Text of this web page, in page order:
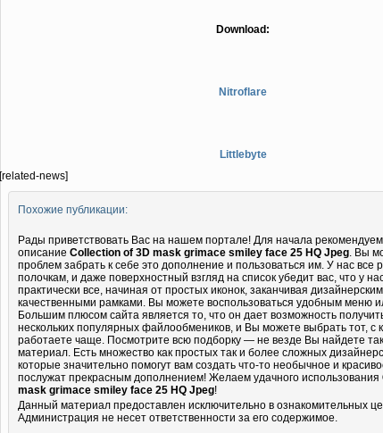
Download:
Nitroflare
Littlebyte
[related-news]
Похожие публикации:
Рады приветствовать Вас на нашем портале! Для начала
описание Collection of 3D mask grimace smiley face 25 HQ Jpeg. Вы
проблем забрать к себе это дополнение и пользоваться им. У нас все
полочкам, и даже поверхностный взгляд на список убедит вас, что у
практически все, начиная от простых иконок, заканчивая
качественными рамками. Вы можете воспользоваться удобным меню
Большим плюсом сайта является то, что он дает возможность
нескольких популярных файлообмеников, и Вы можете выбрать тот, с
работаете чаще. Посмотрите всю подборку — не везде Вы найдете
материал. Есть множество как простых так и более сложных
которые значительно помогут вам создать что-то необычное и
послужат прекрасным дополнением! Желаем удачного использования
mask grimace smiley face 25 HQ Jpeg!
Данный материал предоставлен исключительно в ознакомительных
Администрация не несет ответственности за его содержимое.